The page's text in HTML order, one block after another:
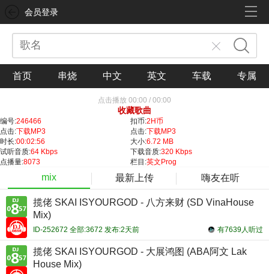
会员登录
首页 串烧 中文 英文 车载 专属
点击播放 00:00 / 00:00
收藏歌曲
编号:246466 扣币:2H币
点击:下载MP3 点击:下载MP3
时长:00:02:56 大小:6.72 MB
试听音质:64 Kbps 下载音质:320 Kbps
点播量:8073 栏目:英文Prog
mix 最新上传 嗨友在听
揽佬 SKAI ISYOURGOD - 八方来财 (SD VinaHouse
Mix)
有7639人听过
ID-252672 全部:3672 发布:2天前
揽佬 SKAI ISYOURGOD - 大展鸿图 (ABA阿文 Lak
House Mix)